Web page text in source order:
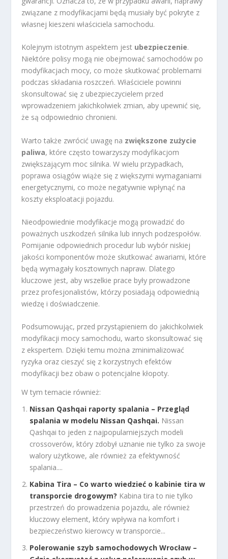
związane z modyfikacjami będą musiały być pokryte z
własnej kieszeni właściciela samochodu.
Kolejnym istotnym aspektem jest ubezpieczenie.
Niektóre polisy mogą nie obejmować samochodów po
modyfikacjach mocy, co może skutkować problemami
podczas składania roszczeń. Właściciele powinni
skonsultować się z ubezpieczycielem przed
wprowadzeniem jakichkolwiek zmian, aby upewnić się,
że są odpowiednio chronieni.
Warto także zwrócić uwagę na zwiększone zużycie
paliwa, które często towarzyszy modyfikacjom
zwiększającym moc silnika. W wielu przypadkach,
poprawa osiągów wiąże się z większymi wymaganiami
energetycznymi, co może negatywnie wpłynąć na
koszty eksploatacji pojazdu.
Nieodpowiednie modyfikacje mogą prowadzić do
poważnych uszkodzeń silnika lub innych podzespołów.
Pomijanie odpowiednich procedur lub wybór niskiej
jakości komponentów może skutkować awariami, które
będą wymagały kosztownych napraw. Dlatego
kluczowe jest, aby wszelkie prace były prowadzone
przez profesjonalistów, którzy posiadają odpowiednią
wiedzę i doświadczenie.
Podsumowując, przed przystąpieniem do jakichkolwiek
modyfikacji mocy samochodu, warto skonsultować się
z ekspertem. Dzięki temu można zminimalizować
ryzyka oraz cieszyć się z korzystnych efektów
modyfikacji bez obaw o potencjalne kłopoty.
W tym temacie również:
Nissan Qashqai raporty spalania – Przegląd
spalania w modelu Nissan Qashqai. Nissan
Qashqai to jeden z najpopularniejszych modeli
crossoverów, który zdobył uznanie nie tylko za swoje
walory użytkowe, ale również za efektywność
spalania....
Kabina Tira – Co warto wiedzieć o kabinie tira w
transporcie drogowym? Kabina tira to nie tylko
przestrzeń do prowadzenia pojazdu, ale również
kluczowy element, który wpływa na komfort i
bezpieczeństwo kierowcy w transporcie...
Polerowanie szyb samochodowych Wrocław –